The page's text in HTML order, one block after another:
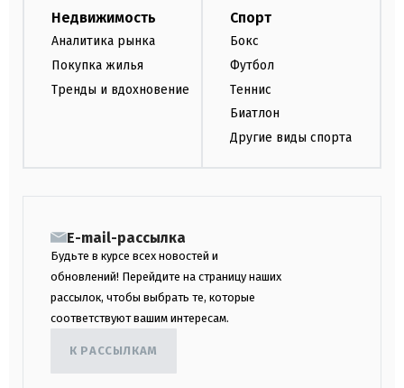
Недвижимость
Аналитика рынка
Покупка жилья
Тренды и вдохновение
Спорт
Бокс
Футбол
Теннис
Биатлон
Другие виды спорта
E-mail-рассылка
Будьте в курсе всех новостей и
обновлений! Перейдите на страницу наших
рассылок, чтобы выбрать те, которые
соответствуют вашим интересам.
К РАССЫЛКАМ